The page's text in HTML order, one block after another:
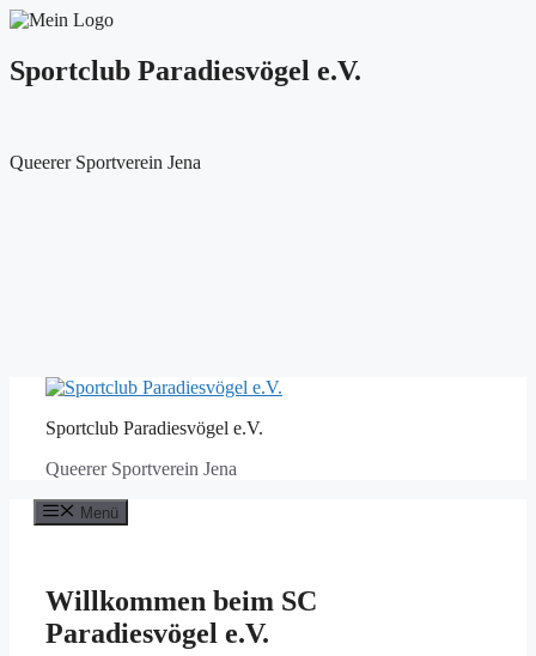
Sportclub Paradiesvögel e.V.
Queerer Sportverein Jena
springenSportclub Paradiesvögel e.V.
Queerer Sportverein Jena
Menü
Willkommen beim SC
Paradiesvögel e.V.